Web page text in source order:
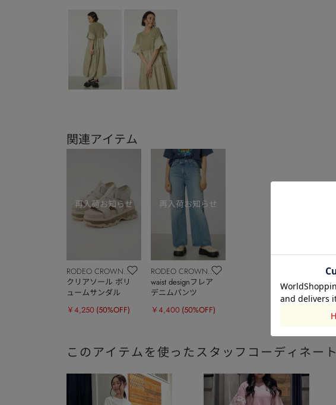
関連アイテム
RODEO CROWNS
WIDE BOWL
クリアソール ボリ
ュームサンダル
￥4,250 (50%OFF)
RODEO CROWNS
WIDE BOWL
waist designフレア
デニムパンツ
￥4,400 (50%OFF)
このアイテムを使ったスタッフコーディネート